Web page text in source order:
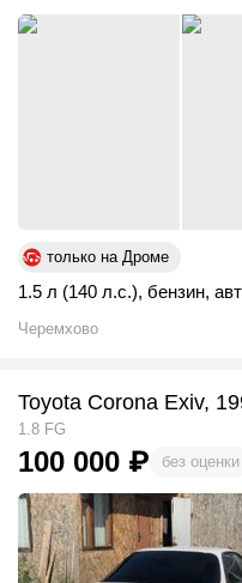
только на Дроме
1.5 л (140 л.с.), бензин,
Черемхово
Toyota Corona Exiv,
1.8 FG
100 000 ₽ без оценки